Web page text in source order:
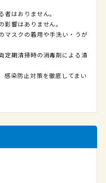
はおりません。
響はありません。
スクの着用や手洗い・うが
期清掃時の消毒剤による清
染防止対策を徹底してまい